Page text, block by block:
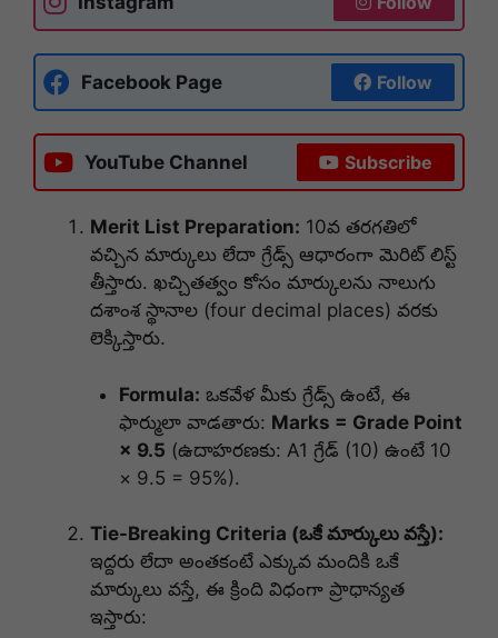
Facebook Page Follow
YouTube Channel Subscribe
Merit List Preparation: 10వ తరగతిలో
వచ్చిన మార్కులు లేదా గ్రేడ్స్ ఆధారంగా మెరిట్ లిస్ట్
తీస్తారు. ఖచ్చితత్వం కోసం మార్కులను నాలుగు
దశాంశ స్థానాల (four decimal places) వరకు
లెక్కిస్తారు.
Formula: ఒకవేళ మీకు గ్రేడ్స్ ఉంటే, ఈ
ఫార్ములా వాడతారు: Marks = Grade Point
× 9.5 (ఉదాహరణకు: A1 గ్రేడ్ (10) ఉంటే 10
× 9.5 = 95%).
Tie-Breaking Criteria (ఒకే మార్కులు వస్తే):
ఇద్దరు లేదా అంతకంటే ఎక్కువ మందికి ఒకే
మార్కులు వస్తే, ఈ క్రింది విధంగా ప్రాధాన్యత
ఇస్తారు: